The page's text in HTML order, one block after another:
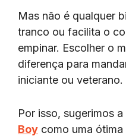
Mas não é qualquer
tranco ou facilita o
empinar. Escolher o
diferença para
iniciante ou veterano.
Por isso, sugerimos a
Boy como uma